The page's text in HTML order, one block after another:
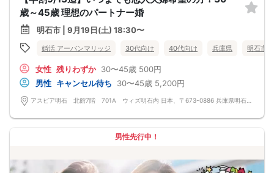
歳～45歳 理想のパートナー婚
明石市 | 9月19日(土) 18:30〜
婚活 アーバンマリッジ 30代向け 40代向け 兵庫県 明石市
女性 残りわずか 30〜45歳 500円
男性 キャンセル待ち 30〜45歳 5,200円
男性先行中！